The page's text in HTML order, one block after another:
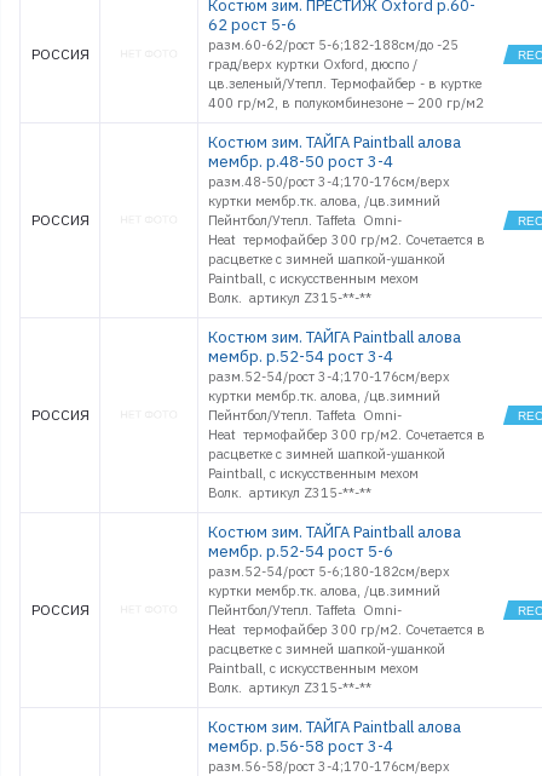
РОССИЯ
Костюм зим. ПРЕСТИЖ Oxford р.60-
62 рост 5-6
разм.60-62/рост 5-6;182-188см/до -25
град/верх куртки Oxford, дюспо /
цв.зеленый/Утепл. Термофайбер - в куртке
400 гр/м2, в полукомбинезоне – 200 гр/м2
РОССИЯ
Костюм зим. ТАЙГА Paintball алова
мембр. р.48-50 рост 3-4
разм.48-50/рост 3-4;170-176см/верх
куртки мембр.тк. алова, /цв.зимний
Пейнтбол/Утепл. Taffeta Omni-
Heat термофайбер 300 гр/м2. Сочетается в
расцветке с зимней шапкой-ушанкой
Paintball, с искусственным мехом
Волк. артикул Z315-**-**
РОССИЯ
Костюм зим. ТАЙГА Paintball алова
мембр. р.52-54 рост 3-4
разм.52-54/рост 3-4;170-176см/верх
куртки мембр.тк. алова, /цв.зимний
Пейнтбол/Утепл. Taffeta Omni-
Heat термофайбер 300 гр/м2. Сочетается в
расцветке с зимней шапкой-ушанкой
Paintball, с искусственным мехом
Волк. артикул Z315-**-**
РОССИЯ
Костюм зим. ТАЙГА Paintball алова
мембр. р.52-54 рост 5-6
разм.52-54/рост 5-6;180-182см/верх
куртки мембр.тк. алова, /цв.зимний
Пейнтбол/Утепл. Taffeta Omni-
Heat термофайбер 300 гр/м2. Сочетается в
расцветке с зимней шапкой-ушанкой
Paintball, с искусственным мехом
Волк. артикул Z315-**-**
Костюм зим. ТАЙГА Paintball алова
мембр. р.56-58 рост 3-4
разм.56-58/рост 3-4;170-176см/верх